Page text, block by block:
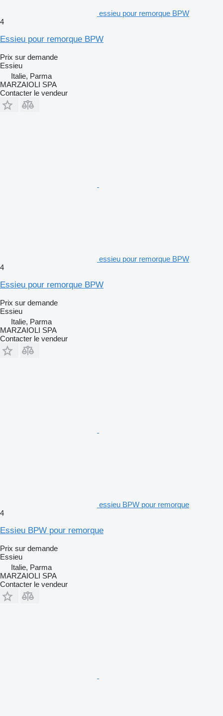
essieu pour remorque BPW
4
Essieu pour remorque BPW
Prix sur demande
Essieu
Italie, Parma
MARZAIOLI SPA
Contacter le vendeur
essieu pour remorque BPW
4
Essieu pour remorque BPW
Prix sur demande
Essieu
Italie, Parma
MARZAIOLI SPA
Contacter le vendeur
essieu BPW pour remorque
4
Essieu BPW pour remorque
Prix sur demande
Essieu
Italie, Parma
MARZAIOLI SPA
Contacter le vendeur